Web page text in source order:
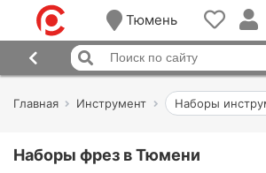
Тюмень
Главная Инструмент Наборы
Наборы фрез в Тюмени